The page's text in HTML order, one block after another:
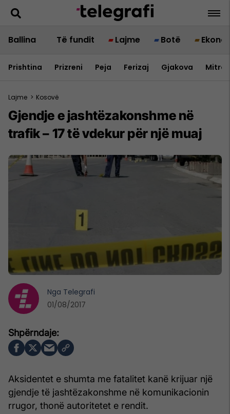
Ballina Të fundit Lajme Botë
Prishtina Prizreni Peja Ferizaj Gjakova
Lajme > Kosovë
Gjendje e jashtëzakonshme në
trafik – 17 të vdekur për një muaj
Aksidentet e shumta me fatalitet kanë krijuar një
gjendje të jashtëzakonshme në komunikacionin
rrugor, thonë autoritetet e rendit.
Nga Telegrafi
01/08/2017